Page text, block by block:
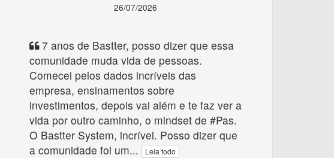
26/07/2026
7 anos de Bastter, posso dizer que essa
comunidade muda vida de pessoas.
Comecei pelos dados incríveis das
empresa, ensinamentos sobre
investimentos, depois vai além e te faz ver a
vida por outro caminho, o mindset de #Pas.
O Bastter System, incrível. Posso dizer que
a comunidade foi um... Leia todo